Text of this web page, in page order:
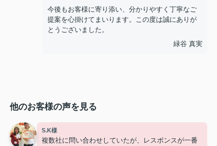
今後もお客様に寄り添い、分かりやすく丁寧なご
提案を心掛けてまいります。この度は誠にありが
とうございました。
緑谷 真実
他のお客様の声を見る
S.K様
複数社に問い合わせしていたが、レスポンスが一番